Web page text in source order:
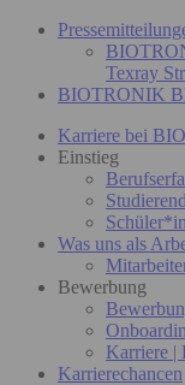
Texray
BIOTRONIK
Karriere bei
Einstieg
Was uns als
Bewerbung
Karriere |
Karrierechancen